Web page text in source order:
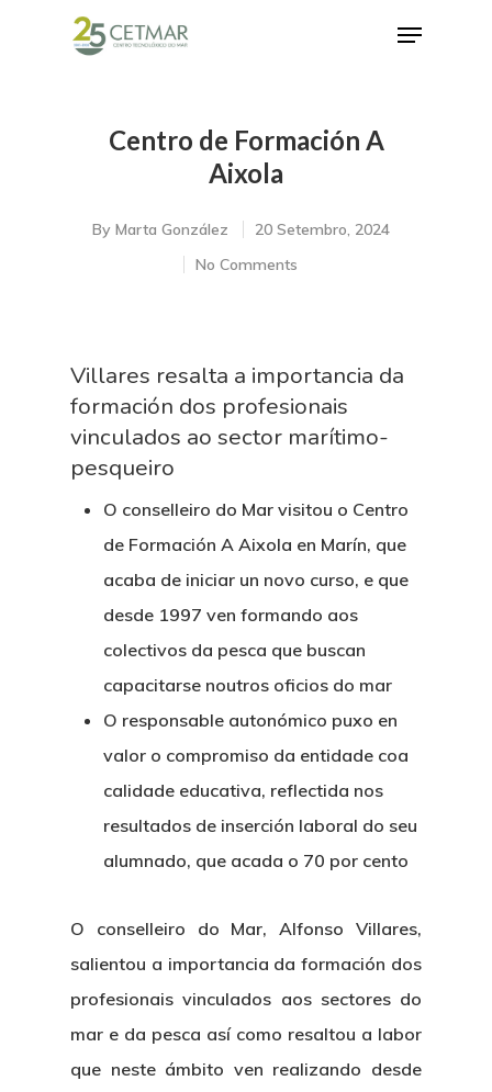
Hit enter to search or ESC to close
Centro de Formación A
Aixola
By Marta González
20 Setembro, 2024
No Comments
Villares resalta a importancia da
formación dos profesionais
vinculados ao sector marítimo-
pesqueiro
O conselleiro do Mar visitou o Centro
de Formación A Aixola en Marín, que
acaba de iniciar un novo curso, e que
desde 1997 ven formando aos
colectivos da pesca que buscan
capacitarse noutros oficios do mar
O responsable autonómico puxo en
valor o compromiso da entidade coa
calidade educativa, reflectida nos
resultados de inserción laboral do seu
alumnado, que acada o 70 por cento
O conselleiro do Mar, Alfonso Villares,
salientou a importancia da formación dos
profesionais vinculados aos sectores do
mar e da pesca así como resaltou a labor
que neste ámbito ven realizando desde